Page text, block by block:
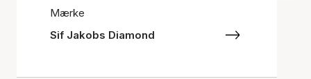
Mærke
Sif Jakobs Diamond